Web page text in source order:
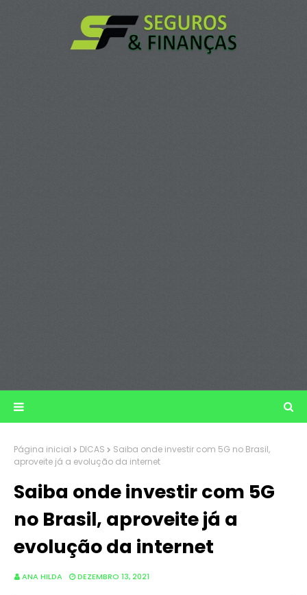
Página inicial DICAS
Saiba onde investir com 5G no Brasil,
aproveite já a evolução da internet
Saiba onde investir com 5G
no Brasil, aproveite já a
evolução da internet
ANA HILDA DEZEMBRO 13, 2021